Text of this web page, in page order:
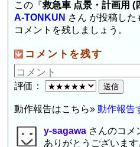
この『救急車 点景・計画用 (
A-TONKUN さん が投稿した
コメントを残しましょう。
コメントを残す
評価：
動作報告はこちら»動作報告
y-sagawa さんのコメ
ありがとうございます